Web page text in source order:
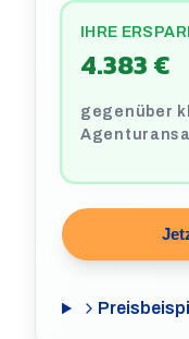
IHRE
4.383 €
gegenüber